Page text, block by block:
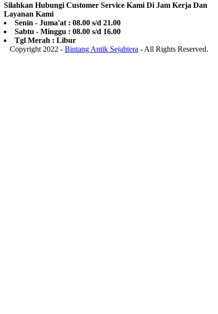
Silahkan Hubungi Customer Service Kami Di Jam Kerja Dan
Layanan Kami
Senin - Juma'at : 08.00 s/d 21.00
Sabtu - Minggu : 08.00 s/d 16.00
Tgl Merah : Libur
Copyright 2022 - Bintang Antik Sejahtera - All Rights Reserved.